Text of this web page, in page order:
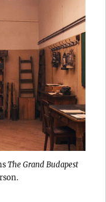
The Grand Budapest